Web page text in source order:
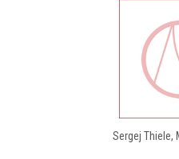
Sergej Thiele,